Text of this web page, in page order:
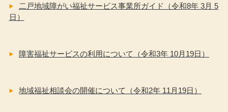
二戸地域障がい福祉サービス事業所ガイド（令和8年 3月 5
日）
障害福祉サービスの利用について（令和3年 10月19日）
地域福祉相談会の開催について（令和2年 11月19日）